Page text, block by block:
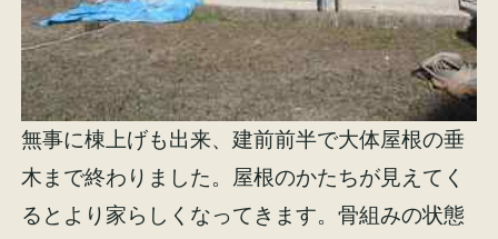
無事に棟上げも出来、建前前半で大体屋根の垂
木まで終わりました。屋根のかたちが見えてく
るとより家らしくなってきます。骨組みの状態